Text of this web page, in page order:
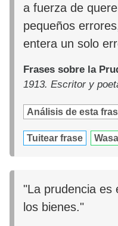
a fuerza de
pequeños
entera un solo
Frases sobre la
1913. Escritor y
Análisis de esta
Tuitear frase
"La prudencia es
los bienes."